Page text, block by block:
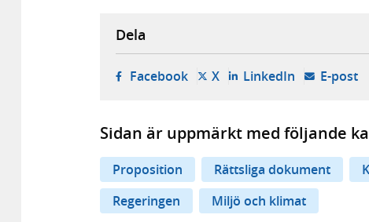
Dela
Facebook- öppnas i ny flik, extern
X- öppnas i ny flik, extern
LinkedIn- öppnas i
E-post-
Sidan är uppmärkt med följande
Proposition Rättsliga dokument
Regeringen
Miljö och klimat